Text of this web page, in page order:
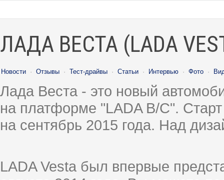
ЛАДА ВЕСТА (LADA
Новости · Отзывы · Тест-драйвы · Статьи · Интервью · Фото ·
Лада Веста - это новый
на платформе "LADA B/C".
на сентябрь 2015 года. Над
LADA Vesta был впервые